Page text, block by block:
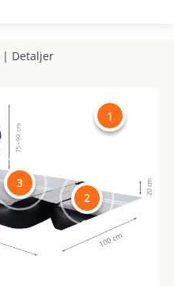
| Detaljer
1
2
3